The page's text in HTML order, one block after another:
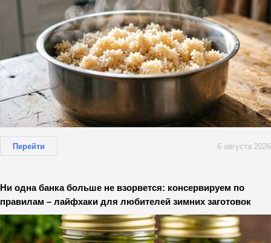
Перейти 6 августа 2026
Ни одна банка больше не взорвется: консервируем по
правилам – лайфхаки для любителей зимних заготовок